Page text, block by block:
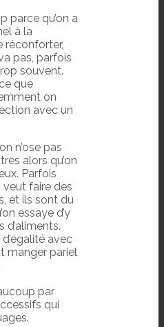
parce qu’on a
à la
réconforter,
pas, parfois
souvent.
que
on
avec un
n’ose pas
alors qu’on
Parfois
veut faire des
et ils sont du
essaye d’y
avec
manger pariel
par
qui